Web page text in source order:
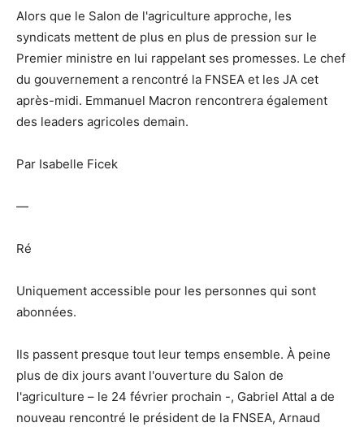
Alors que le Salon de l'agriculture approche, les
syndicats mettent de plus en plus de pression sur le
Premier ministre en lui rappelant ses promesses. Le chef
du gouvernement a rencontré la FNSEA et les JA cet
après-midi. Emmanuel Macron rencontrera également
des leaders agricoles demain.
Par Isabelle Ficek
—
Ré
Uniquement accessible pour les personnes qui sont
abonnées.
Ils passent presque tout leur temps ensemble. À peine
plus de dix jours avant l'ouverture du Salon de
l'agriculture – le 24 février prochain -, Gabriel Attal a de
nouveau rencontré le président de la FNSEA, Arnaud